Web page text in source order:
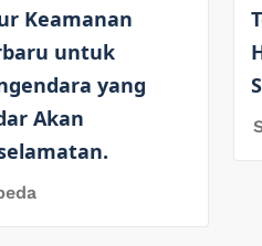
Keamanan
untuk
yang
Akan